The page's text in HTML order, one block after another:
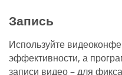
Запись
Используйте
эффективности, а
записи видео – для